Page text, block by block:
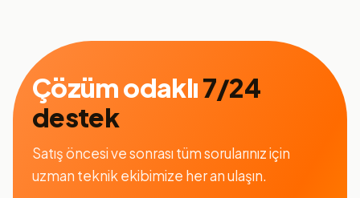
Çözüm odaklı7/24
destek
Satış öncesi ve sonrası tüm sorularınız için
uzman teknik ekibimize her an ulaşın.